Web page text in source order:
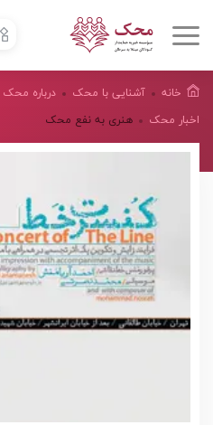
خانه آشنایی با محک درباره محک
اخبار محک
هنری به نفع محک